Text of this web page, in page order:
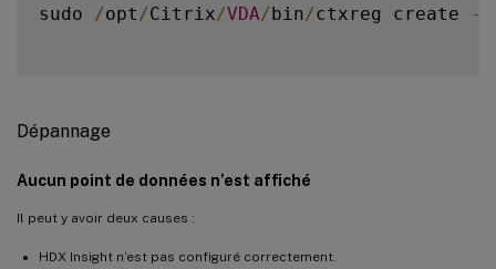
sudo /opt /Citrix/VDA/bin/ctxreg create -
Dépannage
Aucun point de données n’est affiché
Il peut y avoir deux causes :
HDX Insight n’est pas configuré correctement.